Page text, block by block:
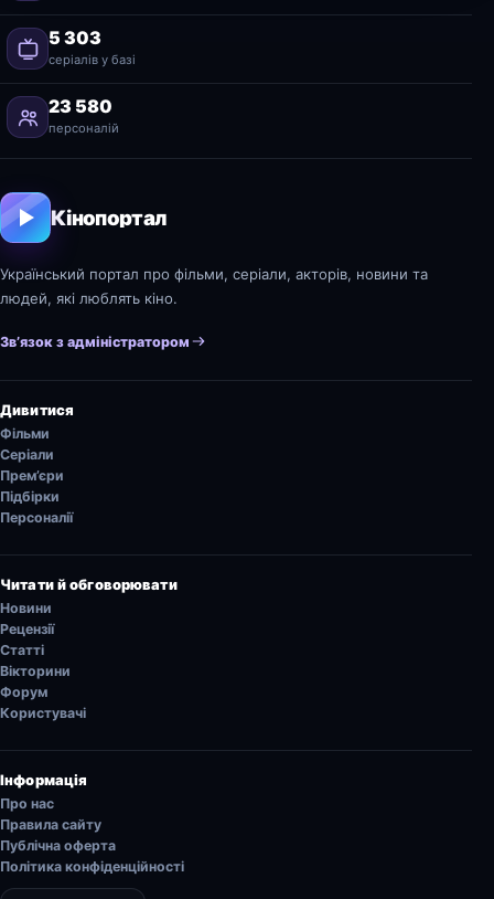
5 303
серіалів у базі
23 580
персоналій
Кінопортал
Український портал про фільми, серіали, акторів, новини та
людей, які люблять кіно.
Зв’язок з адміністратором
Дивитися
Фільми
Серіали
Прем’єри
Підбірки
Персоналії
Читати й обговорювати
Новини
Рецензії
Статті
Вікторини
Форум
Користувачі
Інформація
Про нас
Правила сайту
Публічна оферта
Політика конфіденційності